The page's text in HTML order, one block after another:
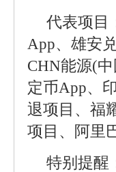
代表项目
App、雄安
CHN能源(
定币App、
退项目、福
项目、阿里
特别提醒